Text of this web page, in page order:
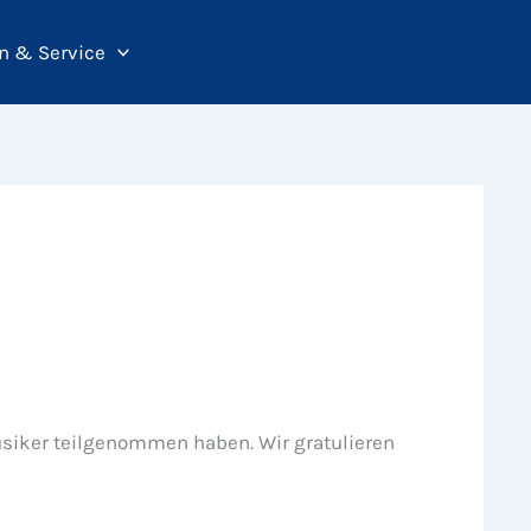
& Service
teilgenommen haben. Wir gratulieren